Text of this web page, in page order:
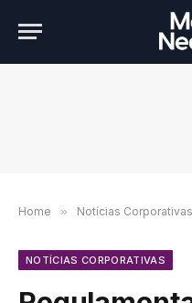
Home » Notícias Corporativas
NOTÍCIAS CORPORATIVAS